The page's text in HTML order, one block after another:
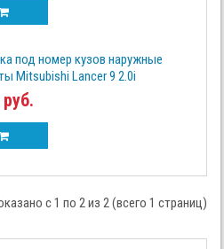
под номер кузов наружные
Mitsubishi Lancer 9 2.0i
с 1 по 2 из 2 (всего 1 страниц)